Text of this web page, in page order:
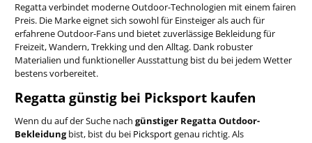
Regatta verbindet moderne Outdoor-Technologien mit einem fairen
Preis. Die Marke eignet sich sowohl für Einsteiger als auch für
erfahrene Outdoor-Fans und bietet zuverlässige Bekleidung für
Freizeit, Wandern, Trekking und den Alltag. Dank robuster
Materialien und funktioneller Ausstattung bist du bei jedem Wetter
bestens vorbereitet.
Regatta günstig bei Picksport kaufen
Wenn du auf der Suche nach günstiger Regatta Outdoor-
Bekleidungbist, bist du bei Picksportgenau richtig. Als